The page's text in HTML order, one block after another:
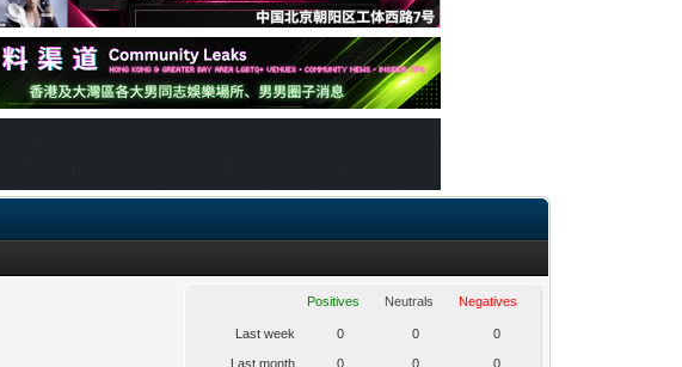
Positives Neutrals Negatives
Last week 0 0 0
Last month 0 0 0